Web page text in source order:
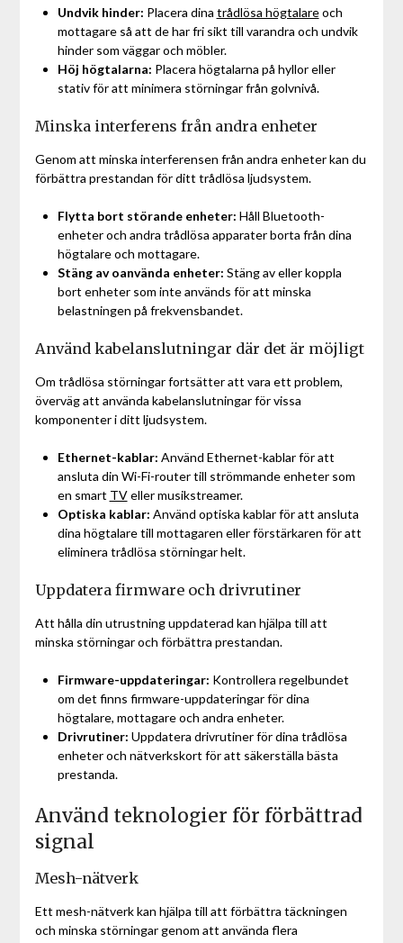
Undvik hinder: Placera dina trådlösa högtalareoch
mottagare så att de har fri sikt till varandra och undvik
hinder som väggar och möbler.
Höj högtalarna: Placera högtalarna på hyllor eller
stativ för att minimera störningar från golvnivå.
Minska interferens från andra enheter
Genom att minska interferensen från andra enheter kan du
förbättra prestandan för ditt trådlösa ljudsystem.
Flytta bort störande enheter: Håll Bluetooth-
enheter och andra trådlösa apparater borta från dina
högtalare och mottagare.
Stäng av oanvända enheter: Stäng av eller koppla
bort enheter som inte används för att minska
belastningen på frekvensbandet.
Använd kabelanslutningar där det är möjligt
Om trådlösa störningar fortsätter att vara ett problem,
överväg att använda kabelanslutningar för vissa
komponenter i ditt ljudsystem.
Ethernet-kablar: Använd Ethernet-kablar för att
ansluta din Wi-Fi-router till strömmande enheter som
en smart TVeller musikstreamer.
Optiska kablar: Använd optiska kablar för att ansluta
dina högtalare till mottagaren eller förstärkaren för att
eliminera trådlösa störningar helt.
Uppdatera firmware och drivrutiner
Att hålla din utrustning uppdaterad kan hjälpa till att
minska störningar och förbättra prestandan.
Firmware-uppdateringar: Kontrollera regelbundet
om det finns firmware-uppdateringar för dina
högtalare, mottagare och andra enheter.
Drivrutiner: Uppdatera drivrutiner för dina trådlösa
enheter och nätverkskort för att säkerställa bästa
prestanda.
Använd teknologier för förbättrad
signal
Mesh-nätverk
Ett mesh-nätverk kan hjälpa till att förbättra täckningen
och minska störningar genom att använda flera